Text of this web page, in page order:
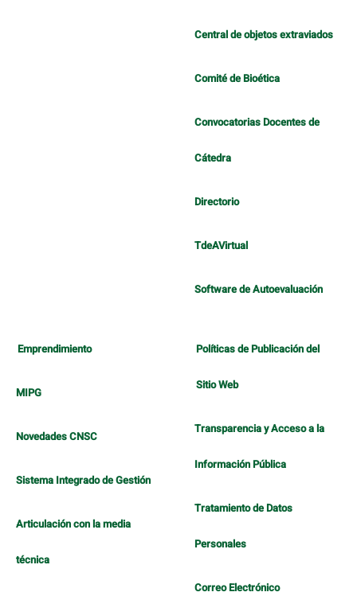
Central de objetos extraviados
Comité de Bioética
Convocatorias Docentes de
Cátedra
Directorio
TdeAVirtual
Software de Autoevaluación
Emprendimiento
MIPG
Novedades CNSC
Sistema Integrado de Gestión
Articulación con la media
técnica
Políticas de Publicación del
Sitio Web
Transparencia y Acceso a la
Información Pública
Tratamiento de Datos
Personales
Correo Electrónico